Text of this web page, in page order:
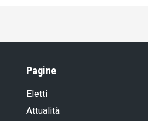
Pagine
Eletti
Attualità